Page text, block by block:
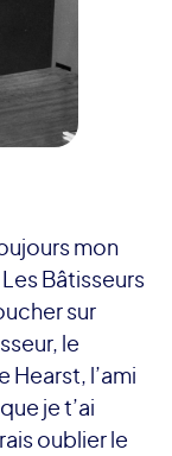
mon
Bâtisseurs
sur
le
l’ami
je t’ai
oublier le